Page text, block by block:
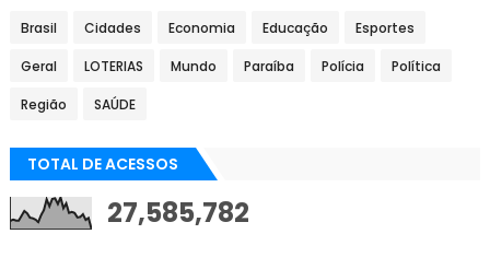
Brasil Cidades Economia Educação Esportes
Geral LOTERIAS Mundo Paraíba Polícia Política
Região SAÚDE
TOTAL DE ACESSOS
27,585,782